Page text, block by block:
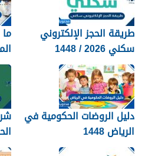
طريقة الحجز الإلكتروني
سكني 2026 / 1448
بالتفصيل
دليل الروضات الحكومية في
الرياض 1448